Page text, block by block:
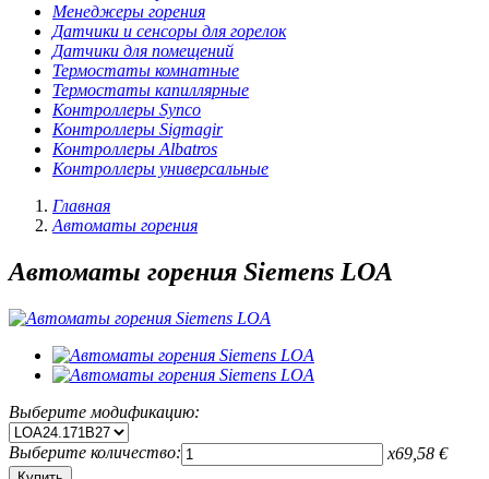
Менеджеры горения
Датчики и сенсоры для горелок
Датчики для помещений
Термостаты комнатные
Термостаты капиллярные
Контроллеры Synco
Контроллеры Sigmagir
Контроллеры Albatros
Контроллеры универсальные
Главная
Автоматы горения
Автоматы горения Siemens LOA
Выберите модификацию:
Выберите количество: x69,58 €